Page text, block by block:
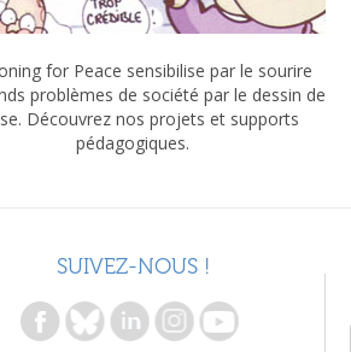
for Peace sensibilise par le sourire
problèmes de société par le dessin de
Découvrez nos projets et supports
pédagogiques.
SUIVEZ-NOUS !